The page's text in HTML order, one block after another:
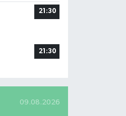
21:30
21:30
09.08.2026